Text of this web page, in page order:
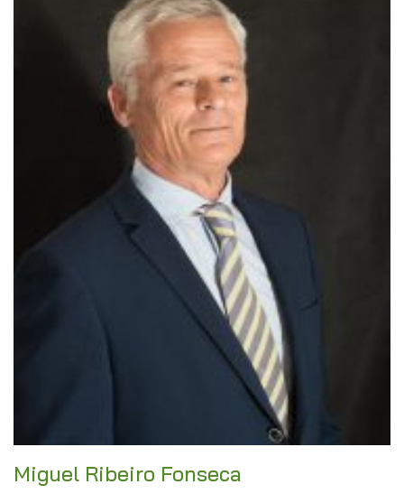
Miguel Ribeiro Fonseca